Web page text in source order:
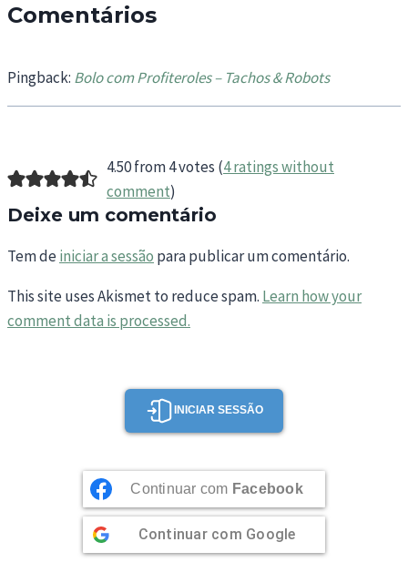
Comentários
Pingback: Bolo com Profiteroles – Tachos & Robots
4.50 from 4 votes (4 ratings without
comment)
Deixe um comentário
Tem deiniciar a sessão para publicar um comentário.
This site uses Akismet to reduce spam. Learn how your
comment data is processed.
INICIAR SESSÃO
Continuar com Facebook
Continuar com Google